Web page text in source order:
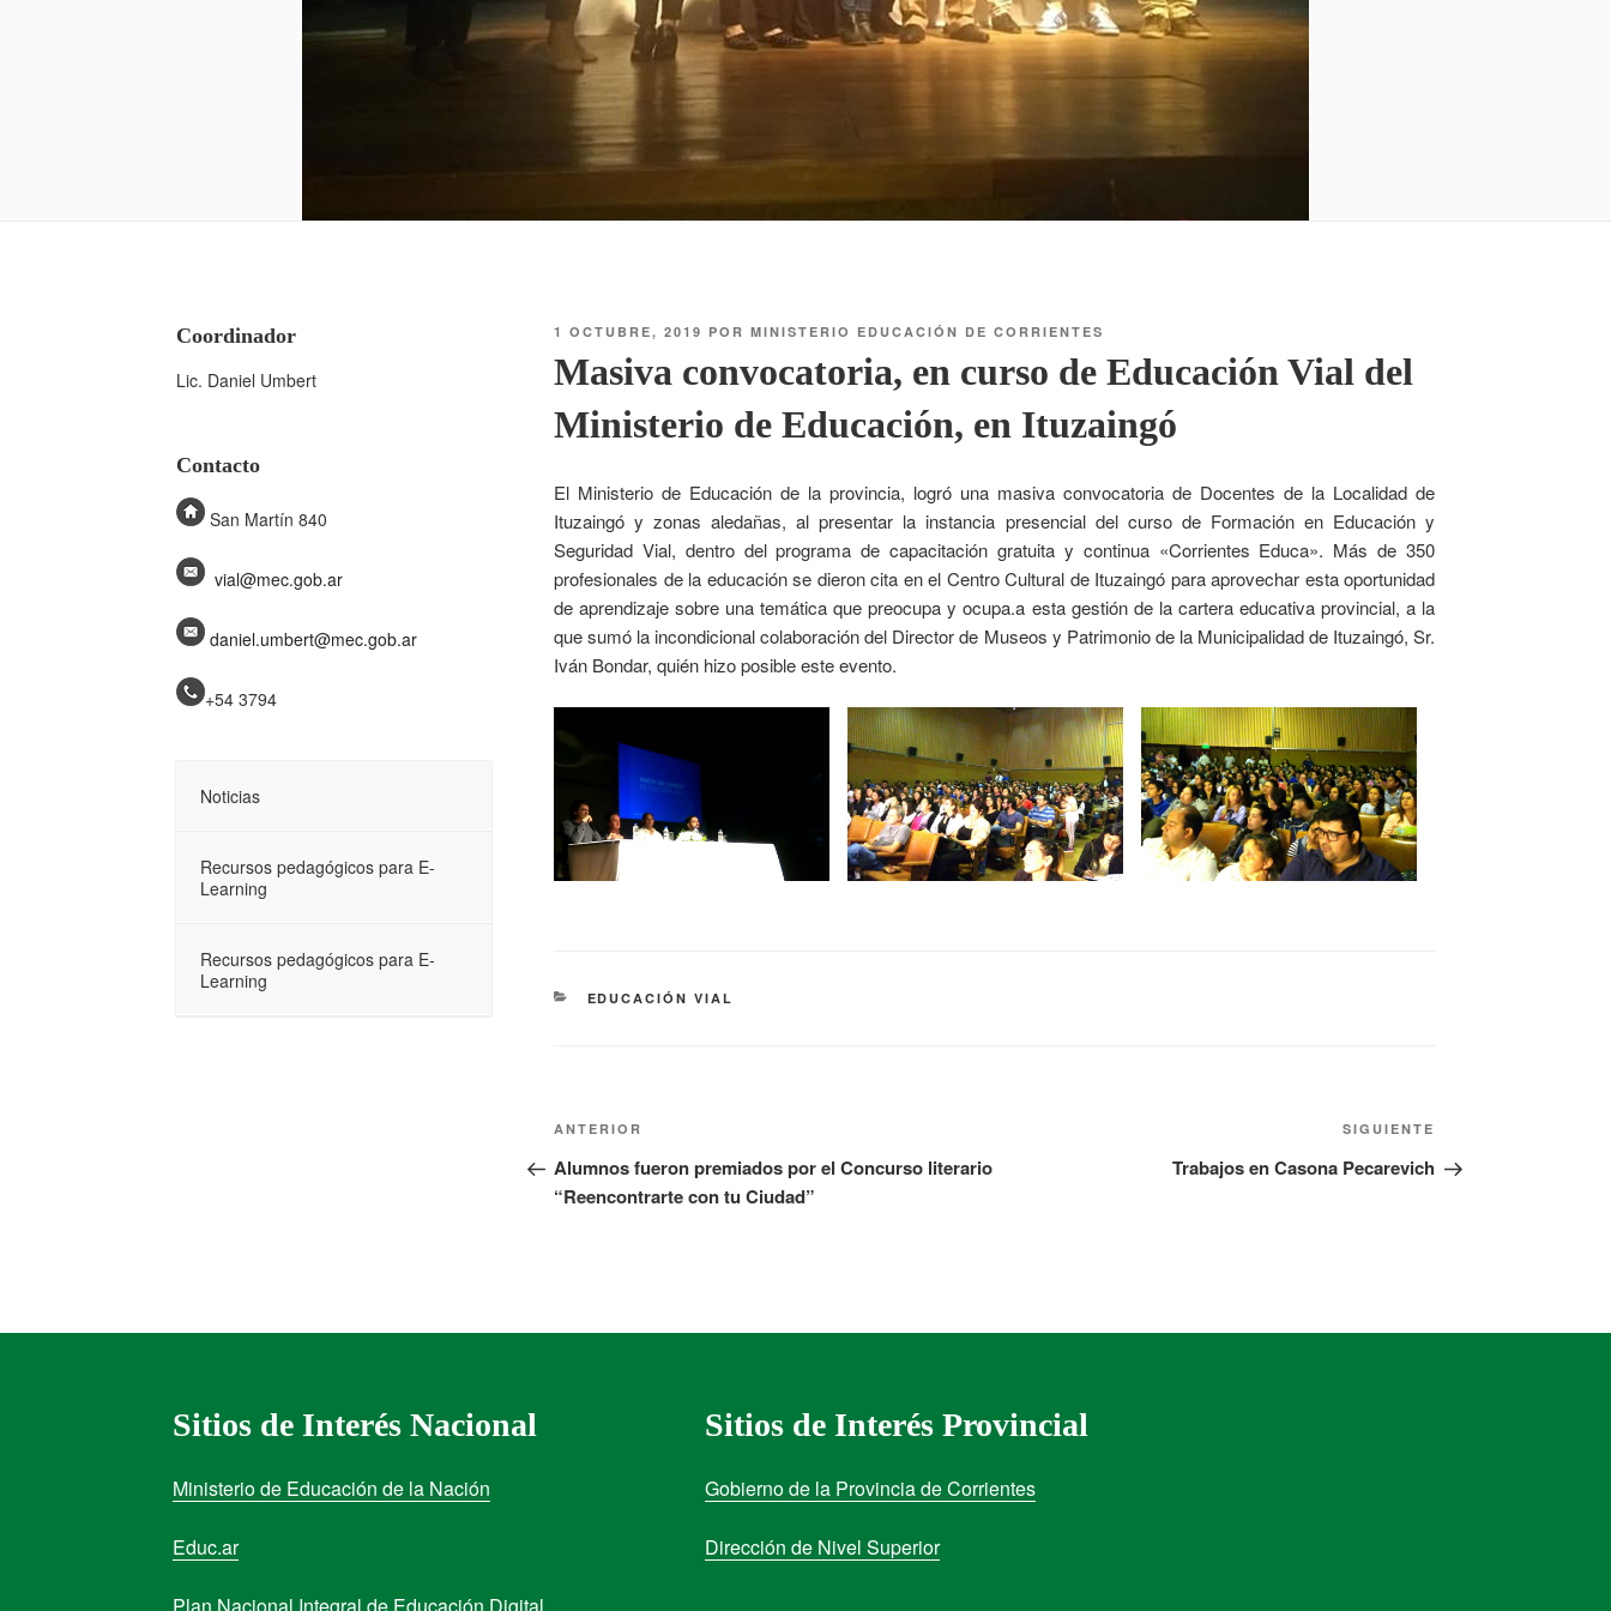
1 OCTUBRE, 2019 POR MINISTERIO EDUCACIÓN DE CORRIENTES
Masiva convocatoria, en curso de Educación Vial del
Ministerio de Educación, en Ituzaingó
El Ministerio de Educación de la provincia, logró una masiva convocatoria de Docentes de la Localidad de
Ituzaingó y zonas aledañas, al presentar la instancia presencial del curso de Formación en Educación y
Seguridad Vial, dentro del programa de capacitación gratuita y continua «Corrientes Educa». Más de 350
profesionales de la educación se dieron cita en el Centro Cultural de Ituzaingó para aprovechar esta oportunidad
de aprendizaje sobre una temática que preocupa y ocupa.a esta gestión de la cartera educativa provincial, a la
que sumó la incondicional colaboración del Director de Museos y Patrimonio de la Municipalidad de Ituzaingó, Sr.
Iván Bondar, quién hizo posible este evento.
EDUCACIÓN VIAL
ANTERIOR
Alumnos fueron premiados por el Concurso literario
“Reencontrarte con tu Ciudad”
SIGUIENTE
Trabajos en Casona Pecarevich
Coordinador
Lic. Daniel Umbert
Contacto
San Martín 840
vial@mec.gob.ar
daniel.umbert@mec.gob.ar
+54 3794
Noticias
Recursos pedagógicos para E-
Learning
Recursos pedagógicos para E-
Learning
Sitios de Interés Nacional
Ministerio de Educación de la Nación
Educ.ar
Sitios de Interés Provincial
Gobierno de la Provincia de Corrientes
Dirección de Nivel Superior